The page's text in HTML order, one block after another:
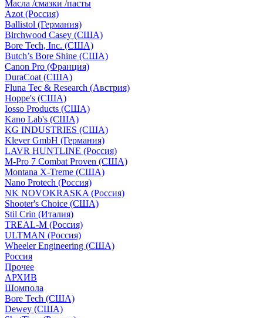
Масла /смазки /пасты
Azot (Россия)
Ballistol (Германия)
Birchwood Casey (США)
Bore Tech, Inc. (США)
Butch’s Bore Shine (СШA)
Canon Pro (Франция)
DuraCoat (США)
Fluna Tec & Research (Австрия)
Hoppe's (США)
Iosso Products (США)
Kano Lab's (США)
KG INDUSTRIES (США)
Klever GmbH (Германия)
LAVR HUNTLINE (Россия)
M-Pro 7 Combat Proven (СШA)
Montana X-Treme (США)
Nano Protech (Россия)
NK NOVOKRASKA (Россия)
Shooter's Choice (СШA)
Stil Crin (Италия)
TREAL-M (Россия)
ULTMAN (Россия)
Wheeler Engineering (СШA)
Россия
Прочее
АРХИВ
Шомпола
Bore Tech (США)
Dewey (США)